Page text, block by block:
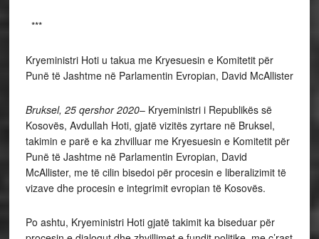
***
Kryeministri Hoti u takua me Kryesuesin e Komitetit për
Punë të Jashtme në Parlamentin Evropian, David McAllister
Bruksel, 25 qershor 2020– Kryeministri i Republikës së
Kosovës, Avdullah Hoti, gjatë vizitës zyrtare në Bruksel,
takimin e parë e ka zhvilluar me Kryesuesin e Komitetit për
Punë të Jashtme në Parlamentin Evropian, David
McAllister, me të cilin bisedoi për procesin e liberalizimit të
vizave dhe procesin e integrimit evropian të Kosovës.
Po ashtu, Kryeministri Hoti gjatë takimit ka biseduar për